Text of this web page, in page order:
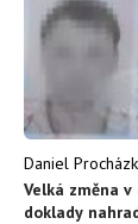
Daniel
Velká změna
doklady